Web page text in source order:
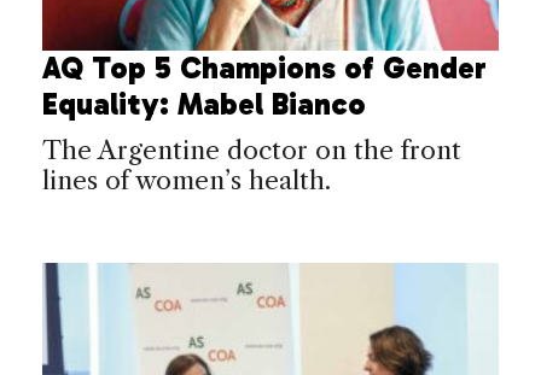
AQ Top 5 Champions of Gender
Equality: Mabel Bianco
The Argentine doctor on the front
lines of women’s health.